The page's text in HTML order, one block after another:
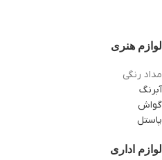
لوازم هنری
مداد رنگی
آبرنگ
گواش
پاستل
لوازم اداری